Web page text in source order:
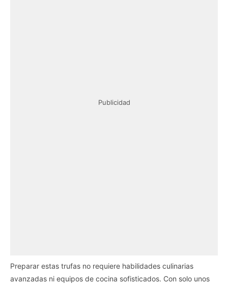
Publicidad
Preparar estas trufas no requiere habilidades culinarias
avanzadas ni equipos de cocina sofisticados. Con solo unos